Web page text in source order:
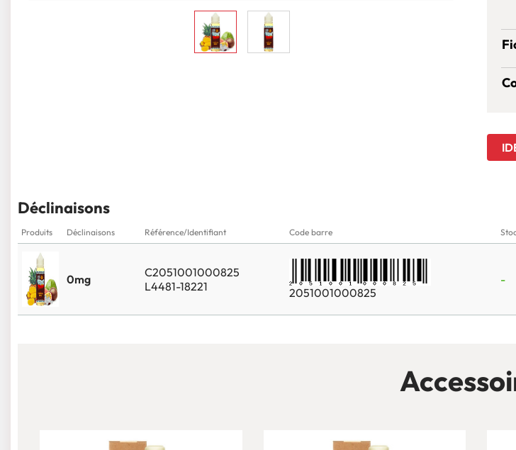
Déclinaisons
Produits Déclinaisons Référence/Identifiant Code barre
0mg
C2051001000825
L4481-18221
2051001000825
-